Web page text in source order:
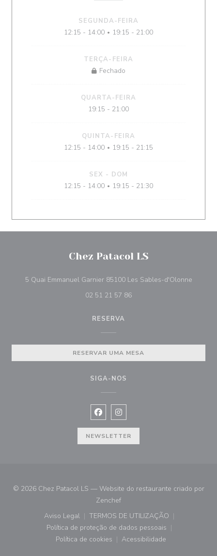
SEGUNDA-FEIRA
12:15 - 14:00 • 19:15 - 21:00
TERÇA-FEIRA
Fechado
QUARTA-FEIRA
19:15 - 21:00
QUINTA-FEIRA
12:15 - 14:00 • 19:15 - 21:15
SEX - DOM
12:15 - 14:00 • 19:15 - 21:30
Chez Patacol LS
5 Quai Emmanuel Garnier 85100 Les Sables-d'Olonne((abre
02 51 21 57 86
RESERVA
RESERVAR UMA MESA
SIGA-NOS
Facebook ((abre numa nova janela))
Instagram ((abre numa nova
NEWSLETTER
© 2026 Chez Patacol LS — Website do restaurante criado por
Zenchef((abre numa nova janela))
Aviso Legal
((abre numa nova janela))
TERMOS DE UTILIZAÇÃO
((abre numa nova janela))
Política de proteção de dados pessoais
((abre numa nova janela))
Política de cookies
((abre numa nova janela))
Acessibilidade
((abre numa nova